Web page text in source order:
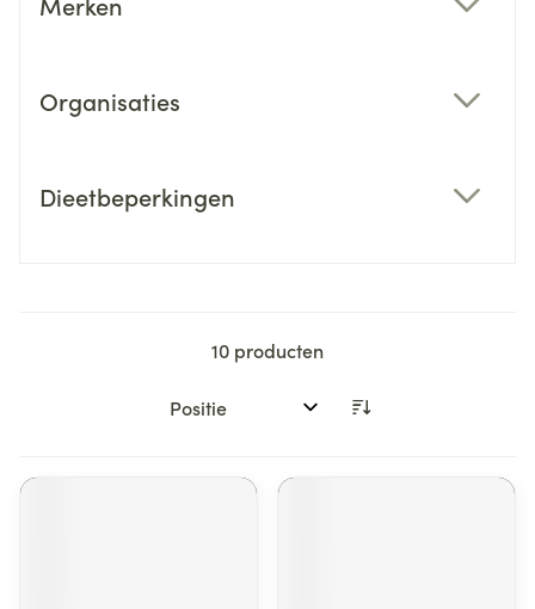
Organisaties
Dieetbeperkingen
10 producten
Sorteer op: